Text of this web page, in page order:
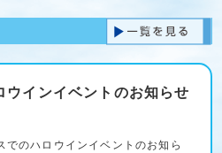
ウインイベントのお知らせ
でのハロウインイベントのお知ら